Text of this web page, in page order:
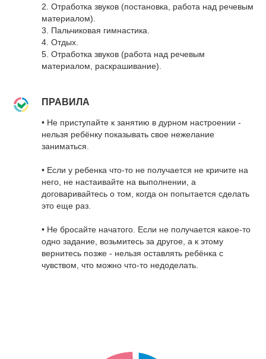
2. Отработка звуков (постановка, работа над речевым
материалом).
3. Пальчиковая гимнастика.
4. Отдых.
5. Отработка звуков (работа над речевым
материалом, раскрашивание).
ПРАВИЛА
• Не приступайте к занятию в дурном настроении -
нельзя ребёнку показывать свое нежелание
заниматься.
• Если у ребенка что-то не получается не кричите на
него, не настаивайте на выполнении, а
договаривайтесь о том, когда он попытается сделать
это еще раз.
• Не бросайте начатого. Если не получается какое-то
одно задание, возьмитесь за другое, а к этому
вернитесь позже - нельзя оставлять ребёнка с
чувством, что можно что-то недоделать.